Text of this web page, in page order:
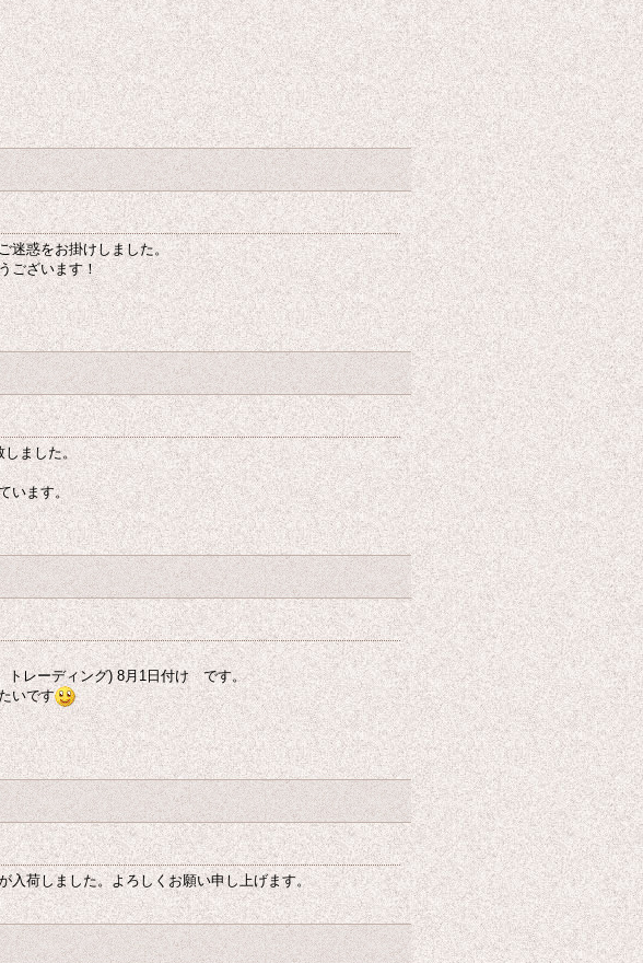
迷惑をお掛けしました。
ございます！
しました。
います。
レーディング) 8月1日付け です。
いです
入荷しました。よろしくお願い申し上げます。